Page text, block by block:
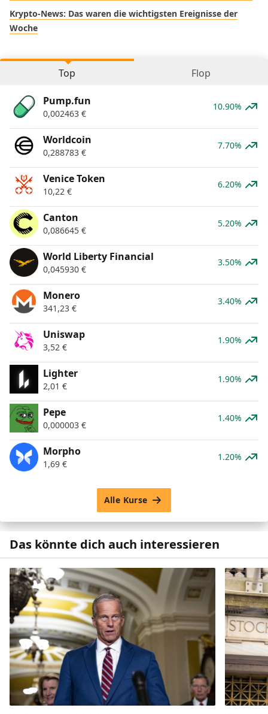
Krypto-News: Das waren die wichtigsten Ereignisse der
Woche
Top Flop
Pump.fun
0,002463 €
10.90%
Worldcoin
0,288783 €
7.70%
Venice Token
10,22 €
6.20%
Canton
0,086645 €
5.20%
World Liberty Financial
0,045930 €
3.50%
Monero
341,23 €
3.40%
Uniswap
3,52 €
1.90%
Lighter
2,01 €
1.90%
Pepe
0,000003 €
1.40%
Morpho
1,69 €
1.20%
Alle Kurse
Das könnte dich auch interessieren